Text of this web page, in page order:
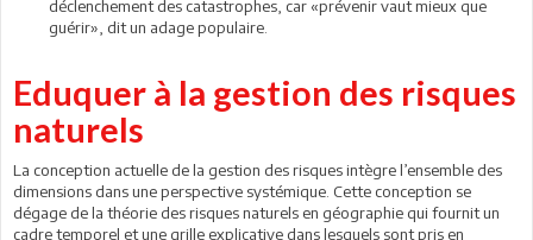
déclenchement des catastrophes, car «prévenir vaut mieux que
guérir», dit un adage populaire.
Eduquer à la gestion des risques
naturels
La conception actuelle de la gestion des risques intègre l’ensemble des
dimensions dans une perspective systémique. Cette conception se
dégage de la théorie des risques naturels en géographie qui fournit un
cadre temporel et une grille explicative dans lesquels sont pris en